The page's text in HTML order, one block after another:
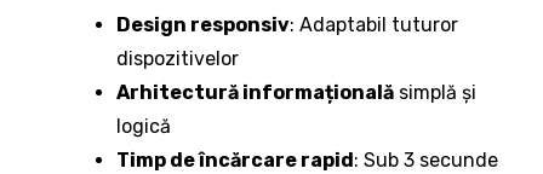
Design responsiv: Adaptabil tuturor
dispozitivelor
Arhitectură informațională simplă și
logică
Timp de încărcare rapid: Sub 3 secunde